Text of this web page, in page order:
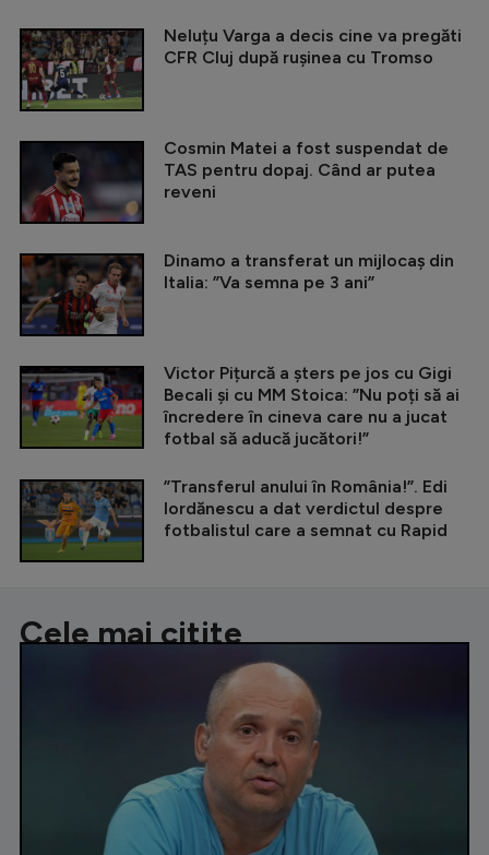
Neluțu Varga a decis cine va pregăti
CFR Cluj după rușinea cu Tromso
Cosmin Matei a fost suspendat de
TAS pentru dopaj. Când ar putea
reveni
Dinamo a transferat un mijlocaș din
Italia: ”Va semna pe 3 ani”
Victor Pițurcă a șters pe jos cu Gigi
Becali și cu MM Stoica: ”Nu poți să ai
încredere în cineva care nu a jucat
fotbal să aducă jucători!”
”Transferul anului în România!”. Edi
Iordănescu a dat verdictul despre
fotbalistul care a semnat cu Rapid
Cele mai citite